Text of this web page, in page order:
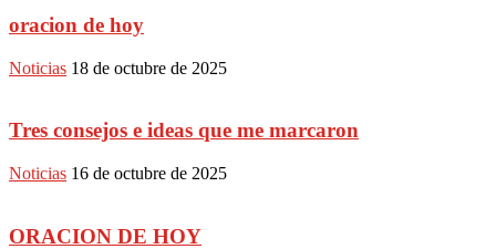
oracion de hoy
Noticias 18 de octubre de 2025
Tres consejos e ideas que me marcaron
Noticias 16 de octubre de 2025
ORACION DE HOY